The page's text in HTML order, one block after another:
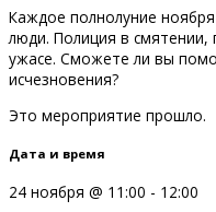
Каждое полнолуние
люди. Полиция в смятении,
ужасе. Сможете ли вы
исчезновения?
Это мероприятие прошло.
Дата и время
24 ноября @ 11:00 - 12:00